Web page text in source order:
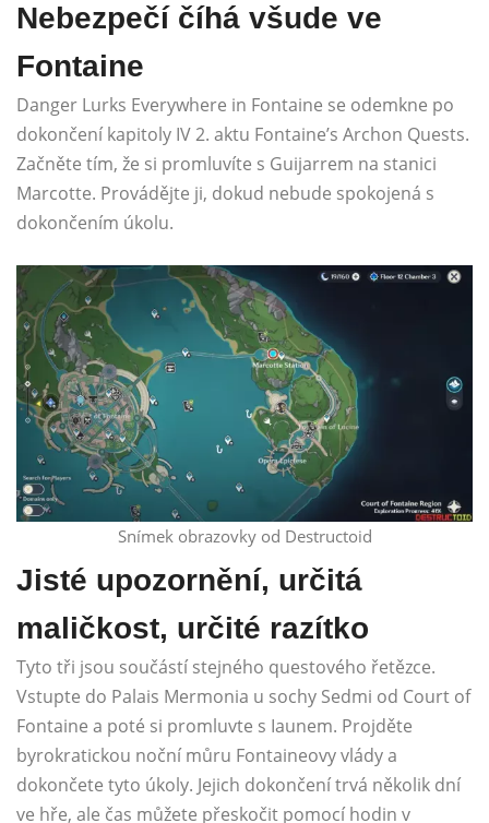
Nebezpečí číhá všude ve
Fontaine
Danger Lurks Everywhere in Fontaine se odemkne po
dokončení kapitoly IV 2. aktu Fontaine’s Archon Quests.
Začněte tím, že si promluvíte s Guijarrem na stanici
Marcotte. Provádějte ji, dokud nebude spokojená s
dokončením úkolu.
Snímek obrazovky od Destructoid
Jisté upozornění, určitá
maličkost, určité razítko
Tyto tři jsou součástí stejného questového řetězce.
Vstupte do Palais Mermonia u sochy Sedmi od Court of
Fontaine a poté si promluvte s Iaunem. Projděte
byrokratickou noční můru Fontaineovy vlády a
dokončete tyto úkoly. Jejich dokončení trvá několik dní
ve hře, ale čas můžete přeskočit pomocí hodin v